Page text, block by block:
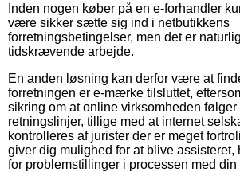
Inden nogen køber på en e-forhandler
være sikker sætte sig ind i netbutikkens
forretningsbetingelser, men det er
tidskrævende arbejde.
En anden løsning kan derfor være at
forretningen er e-mærke tilsluttet,
sikring om at online virksomheden følger
retningslinjer, tillige med at internet
kontrolleres af jurister der er meget
giver dig mulighed for at blive assisteret,
for problemstillinger i processen med din